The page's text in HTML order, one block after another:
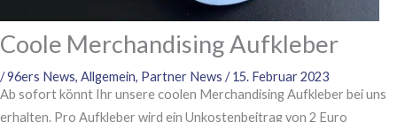
Coole Merchandising Aufkleber
/96ers News, Allgemein, Partner News /15. Februar 2023
Ab sofort könnt Ihr unsere coolen Merchandising Aufkleber bei uns
erhalten. Pro Aufkleber wird ein Unkostenbeitrag von 2 Euro